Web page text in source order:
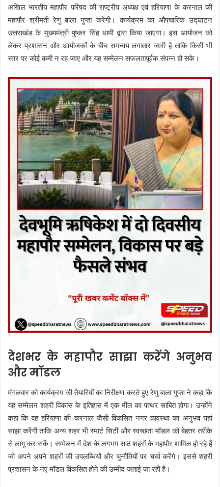
अखिल भारतीय महापौर परिषद की राष्ट्रीय अध्यक्ष एवं हरियाणा के करनाल की
महापौर श्रीमती रेणु बाला गुप्ता करेंगी। कार्यक्रम का औपचारिक उद्घाटन
उत्तराखंड के मुख्यमंत्री पुष्कर सिंह धामी द्वारा किया जाएगा। इस आयोजन को
लेकर प्रशासन और आयोजकों के बीच समन्वय लगातार जारी है ताकि किसी भी
स्तर पर कोई कमी न रह जाए और यह सम्मेलन सफलतापूर्वक संपन्न हो सके।
देशभर के महापौर साझा करेंगे अनुभव
और मॉडल
मंगलवार को कार्यक्रम की तैयारियों का निरीक्षण करते हुए रेणु बाला गुप्ता ने कहा कि
यह सम्मेलन शहरी विकास के इतिहास में एक मील का पत्थर साबित होगा। उन्होंने
कहा कि वह हरियाणा की करनाल जैसी विकसित नगर व्यवस्था का अनुभव यहां
साझा करेंगी ताकि अन्य शहर भी स्मार्ट सिटी और स्वच्छता मॉडल को बेहतर तरीके
से लागू कर सकें। सम्मेलन में देश के लगभग साठ शहरों के महापौर शामिल हो रहे हैं
जो अपने अपने शहरों की उपलब्धियों और चुनौतियों पर चर्चा करेंगे। इससे शहरी
प्रशासन के नए मॉडल विकसित होने की उम्मीद जताई जा रही है।